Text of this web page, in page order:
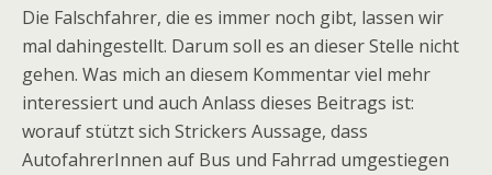
Die Falschfahrer, die es immer noch gibt, lassen wir
mal dahingestellt. Darum soll es an dieser Stelle nicht
gehen. Was mich an diesem Kommentar viel mehr
interessiert und auch Anlass dieses Beitrags ist:
worauf stützt sich Strickers Aussage, dass
AutofahrerInnen auf Bus und Fahrrad umgestiegen